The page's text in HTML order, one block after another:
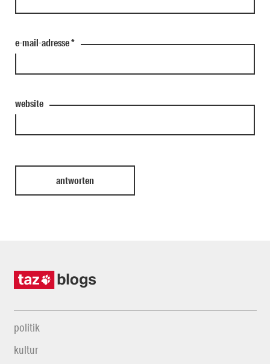
e-mail-adresse*
website
politik
kultur